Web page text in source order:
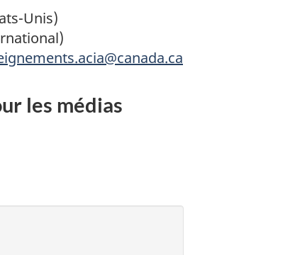
Unis)
les médias